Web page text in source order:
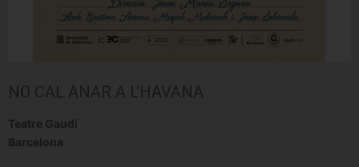
NO CAL ANAR A L'HAVANA
Teatre Gaudí
Barcelona